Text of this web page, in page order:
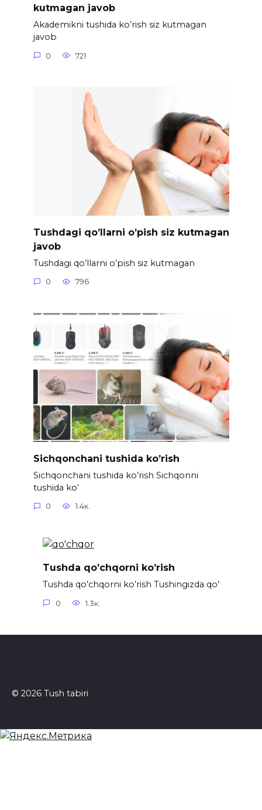
kutmagan javob
Akademikni tushida ko’rish siz kutmagan
javob
0 721
Tushdagi qo’llarni o’pish siz kutmagan
javob
Tushdagi qo’llarni o’pish siz kutmagan
0 796
Sichqonchani tushida ko’rish
Sichqonchani tushida ko’rish Sichqonni
tushida ko’
0 1.4к.
Tushda qo’chqorni ko’rish
Tushda qo’chqorni ko’rish Tushingizda qo’
0 1.3к.
© 2026 Tush tabiri